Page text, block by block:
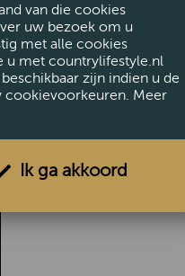
van die cookies
uw bezoek om u
met alle cookies
u met countrylifestyle.nl
zijn indien u de
cookievoorkeuren. Meer
Ik ga akkoord